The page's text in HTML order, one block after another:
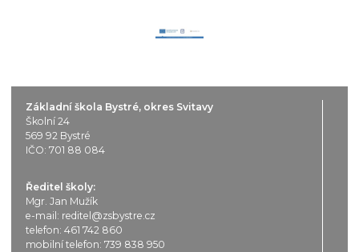
Základní škola Bystré, okres Svitavy
Školní 24
569 92 Bystré
IČO: 701 88 084
Ředitel školy:
Mgr. Jan Mužík
e-mail: reditel@zsbystre.cz
telefon: 461 742 860
mobilní telefon: 739 838 950